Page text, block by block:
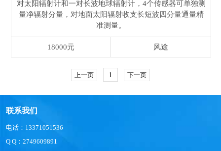
对太阳辐射计和一对长波地球辐射计，4个传感器可单独测
量净辐射分量，对地面太阳辐射收支长短波四分量通量精
准测量。
18000元 风途
上一页 1 下一页
联系我们
电话：13371051536
Q Q：2749609891